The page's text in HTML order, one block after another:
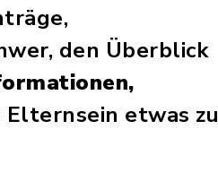
den Überblick
etwas zu